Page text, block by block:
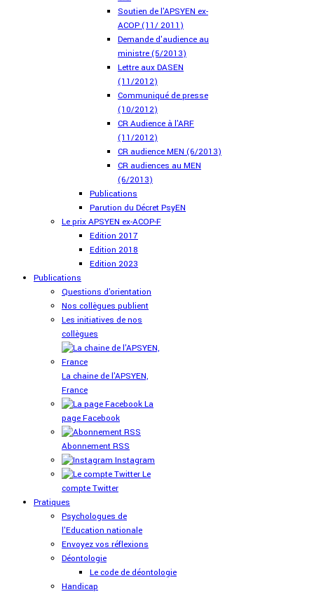
Soutien de l'APSYEN ex-
ACOP (11/ 2011)
Demande d'audience au
ministre (5/2013)
Lettre aux DASEN
(11/2012)
Communiqué de presse
(10/2012)
CR Audience à l'ARF
(11/2012)
CR audience MEN (6/2013)
CR audiences au MEN
(6/2013)
Publications
Parution du Décret PsyEN
Le prix APSYEN ex-ACOP-F
Edition 2017
Edition 2018
Edition 2023
Publications
Questions d'orientation
Nos collègues publient
Les initiatives de nos
collègues
La chaine de l'APSYEN,
France
La
page Facebook
Abonnement RSS
Instagram
Le
compte Twitter
Pratiques
Psychologues de
l'Education nationale
Envoyez vos réflexions
Déontologie
Le code de déontologie
Handicap